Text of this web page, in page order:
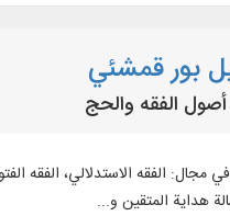
بور قمشئي
الفقه الاستدلالي، الفقه
هداية المتقين و...